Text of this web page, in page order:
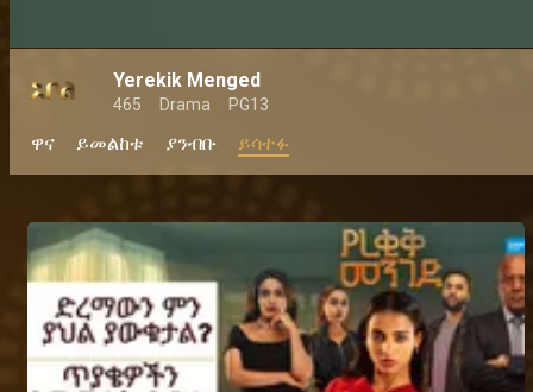
Yerekik Menged
465 Drama PG13
ዋና ይመልከቱ ያንብቡ ይሳተፉ